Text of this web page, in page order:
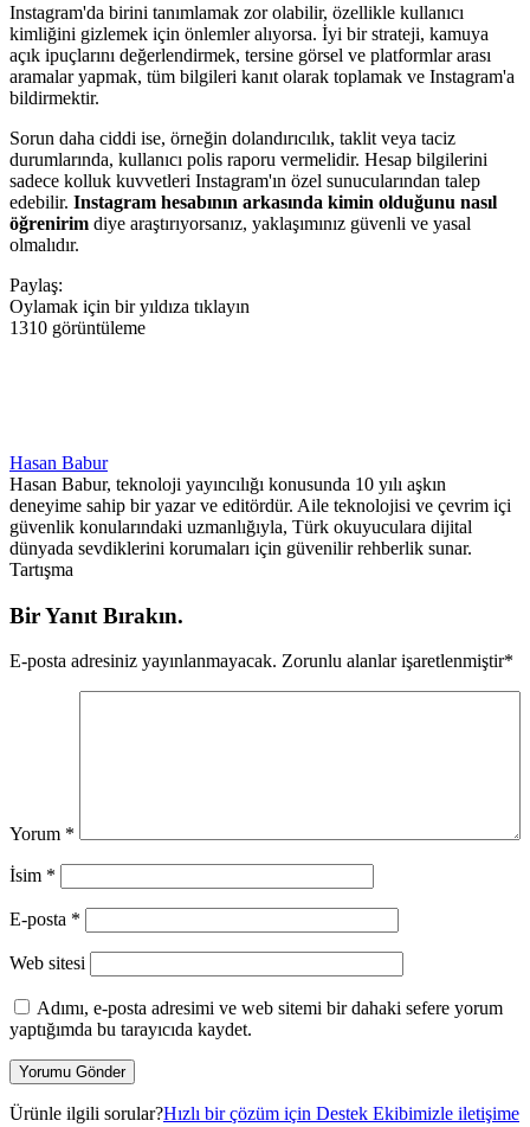
Instagram'da birini tanımlamak zor olabilir, özellikle kullanıcı
kimliğini gizlemek için önlemler alıyorsa. İyi bir strateji, kamuya
açık ipuçlarını değerlendirmek, tersine görsel ve platformlar arası
aramalar yapmak, tüm bilgileri kanıt olarak toplamak ve Instagram'a
bildirmektir.
Sorun daha ciddi ise, örneğin dolandırıcılık, taklit veya taciz
durumlarında, kullanıcı polis raporu vermelidir. Hesap bilgilerini
sadece kolluk kuvvetleri Instagram'ın özel sunucularından talep
edebilir. Instagram hesabının arkasında kimin olduğunu nasıl
öğrenirim diye araştırıyorsanız, yaklaşımınız güvenli ve yasal
olmalıdır.
Paylaş:
Oylamak için bir yıldıza tıklayın
1310 görüntüleme
Hasan Babur
Hasan Babur, teknoloji yayıncılığı konusunda 10 yılı aşkın
deneyime sahip bir yazar ve editördür. Aile teknolojisi ve çevrim içi
güvenlik konularındaki uzmanlığıyla, Türk okuyuculara dijital
dünyada sevdiklerini korumaları için güvenilir rehberlik sunar.
Tartışma
Bir Yanıt Bırakın.
E-posta adresiniz yayınlanmayacak. Zorunlu alanlar işaretlenmiştir*
Yorum *
İsim *
E-posta *
Web sitesi
Adımı, e-posta adresimi ve web sitemi bir dahaki sefere yorum
yaptığımda bu tarayıcıda kaydet.
Ürünle ilgili sorular?Hızlı bir çözüm için Destek Ekibimizle iletişime